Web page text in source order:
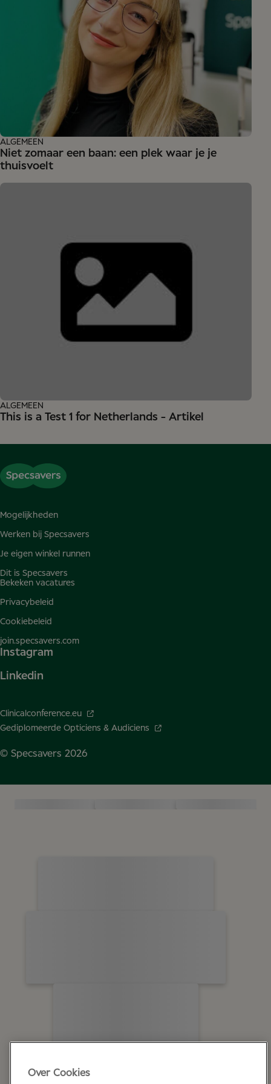
Niet zomaar een baan: een plek waar je je
thuisvoelt
ALGEMEEN
This is a Test 1 for Netherlands - Artikel
ALGEMEEN
Mogelijkheden
Werken bij Specsavers
Je eigen winkel runnen
Dit is Specsavers
Bekeken vacatures
Privacybeleid
Cookiebeleid
join.specsavers.com
Instagram
Linkedin
Clinicalconference.eu
Gediplomeerde Opticiens & Audiciens
© Specsavers 2026
Over Cookies